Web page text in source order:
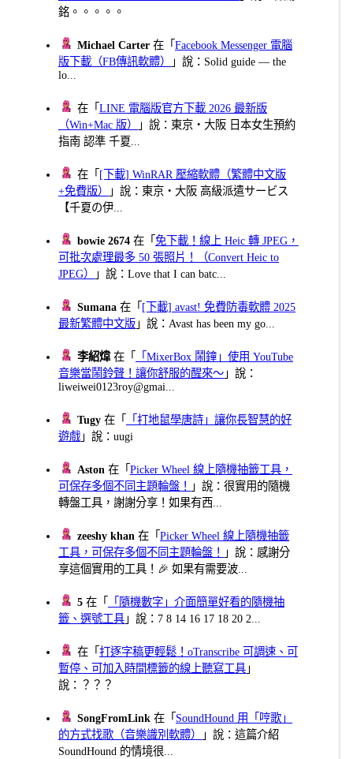
銘。。。。。
Michael Carter 在「Facebook Messenger 電腦
版下載（FB傳訊軟體）
」說：Solid guide — the
lo...
在「LINE 電腦版官方下載 2026 最新版
（Win+Mac 版）
」說：東京・大阪 日本女生預約
指南 認準 千夏...
在「 [下載] WinRAR 壓縮軟體（繁體中文版
+免費版）
」說：東京・大阪 高級派遣サービス
【千夏の伊...
bowie 2674 在「免下載！線上 Heic 轉 JPEG，
可批次處理最多 50 張照片！（Convert Heic to
JPEG）
」說：Love that I can batc...
Sumana 在「 [下載] avast! 免費防毒軟體 2025
最新繁體中文版 」說：Avast has been my go...
李紹煒在「
「MixerBox 鬧鐘」使用 YouTube
音樂當鬧鈴聲！讓你舒服的醒來～ 」說：
liweiwei0123roy@gmai...
Tugy 在「
「打地鼠學唐詩」讓你長智慧的好
遊戲 」說：uugi
Aston 在「Picker Wheel 線上隨機抽籤工具，
可保存多個不同主題輪盤！
」說：很實用的隨機
轉盤工具，謝謝分享！如果有西...
zeeshy khan 在「Picker Wheel 線上隨機抽籤
工具，可保存多個不同主題輪盤！
」說：感謝分
享這個實用的工具！🎉 如果有需要波...
5 在「
「隨機數字」介面簡單好看的隨機抽
籤、選號工具 」說：7 8 14 16 17 18 20 2...
在「打逐字稿更輕鬆！oTranscribe 可調速、可
暫停、可加入時間標籤的線上聽寫工具 」
說：？？？
SongFromLink 在「 SoundHound 用「哼歌」
的方式找歌（音樂識別軟體）
」說：這篇介紹
SoundHound 的情境很...